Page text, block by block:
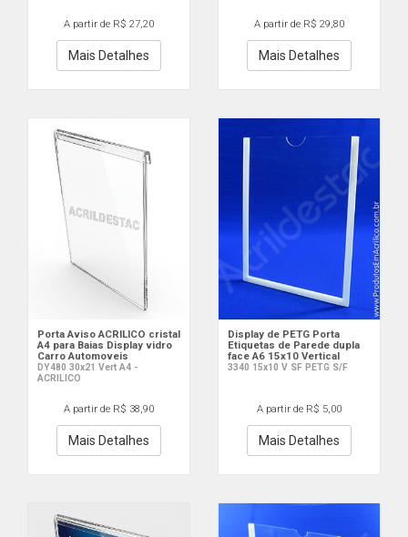
A partir de R$ 27,20
Mais Detalhes
A partir de R$ 29,80
Mais Detalhes
Porta Aviso ACRILICO cristal
A4 para Baias Display vidro
Carro Automoveis
DY480 30x21 Vert A4 -
ACRILICO
A partir de R$ 38,90
Mais Detalhes
Display de PETG Porta
Etiquetas de Parede dupla
face A6 15x10 Vertical
3340 15x10 V SF PETG S/F
A partir de R$ 5,00
Mais Detalhes